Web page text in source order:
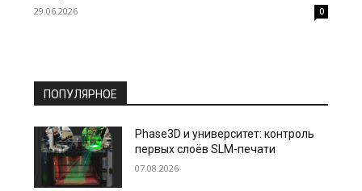
29.06.2026 0
ПОПУЛЯРНОЕ
Phase3D и университет: контроль
первых слоёв SLM-печати
07.08.2026